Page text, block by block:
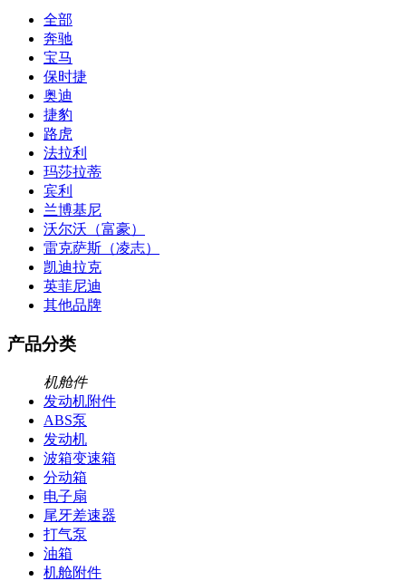
全部
奔驰
宝马
保时捷
奥迪
捷豹
路虎
法拉利
玛莎拉蒂
宾利
兰博基尼
沃尔沃（富豪）
雷克萨斯（凌志）
凯迪拉克
英菲尼迪
其他品牌
产品分类
机舱件
发动机附件
ABS泵
发动机
波箱变速箱
分动箱
电子扇
尾牙差速器
打气泵
油箱
机舱附件